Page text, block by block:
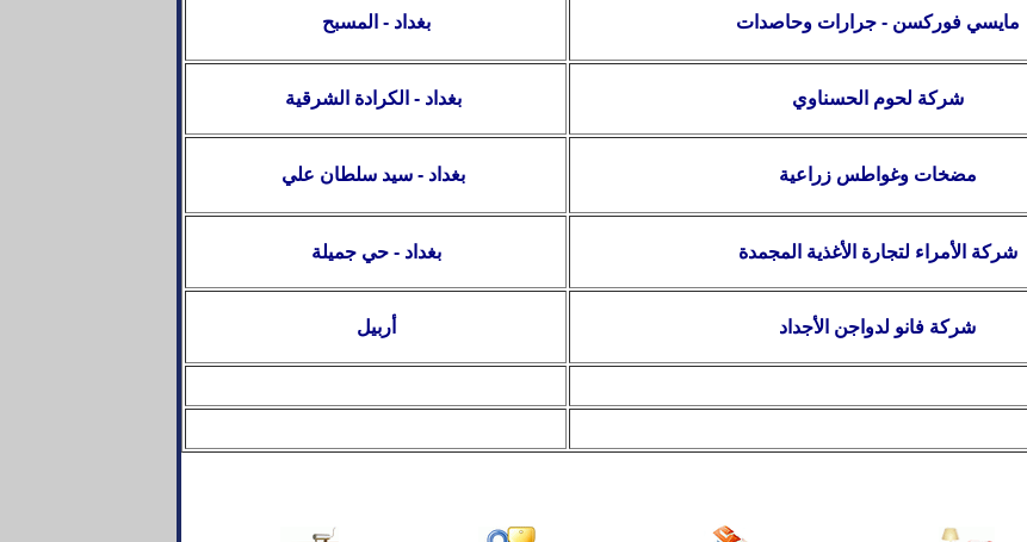
بغداد - المسبح مايسي فوركسن - جرارات وحاصدات
بغداد - الكرادة الشرقية شركة لحوم الحسناوي
بغداد - مضخات وغواطس زراعية
بغداد - حي جميلة شركة الأمراء لتجارة الأغذية المجمدة
أربيل شركة فانو لدواجن الأجداد